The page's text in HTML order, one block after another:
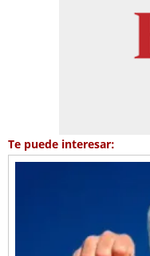
Te puede interesar: